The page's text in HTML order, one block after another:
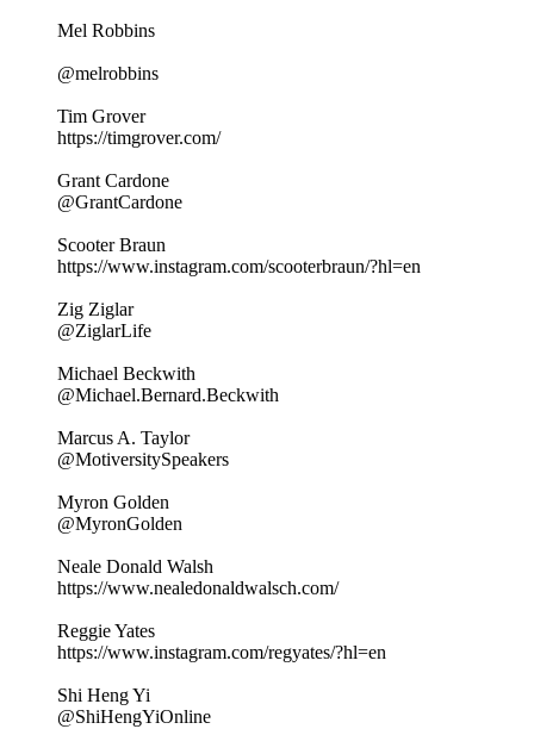
Mel Robbins
@melrobbins
Tim Grover
https://timgrover.com/
Grant Cardone
@GrantCardone
Scooter Braun
https://www.instagram.com/scooterbraun/?hl=en
Zig Ziglar
@ZiglarLife
Michael Beckwith
@Michael.Bernard.Beckwith
Marcus A. Taylor
@MotiversitySpeakers
Myron Golden
@MyronGolden
Neale Donald Walsh
https://www.nealedonaldwalsch.com/
Reggie Yates
https://www.instagram.com/regyates/?hl=en
Shi Heng Yi
@ShiHengYiOnline